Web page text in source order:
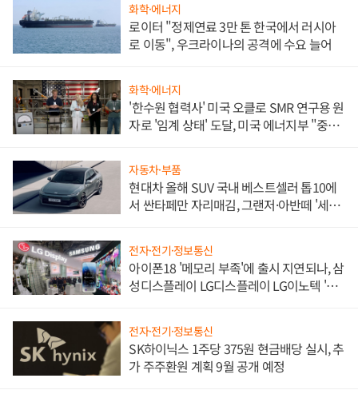
화학·에너지
로이터 "정제연료 3만 톤 한국에서 러시아
로 이동", 우크라이나의 공격에 수요 늘어
화학·에너지
'한수원 협력사' 미국 오클로 SMR 연구용 원
자로 '임계 상태' 도달, 미국 에너지부 "중요
자동차·부품
현대차 올해 SUV 국내 베스트셀러 톱10에
서 싼타페만 자리매김, 그랜저·아반떼 '세단
전자·전기·정보통신
아이폰18 '메모리 부족'에 출시 지연되나, 삼
성디스플레이 LG디스플레이 LG이노텍 '탈
전자·전기·정보통신
SK하이닉스 1주당 375원 현금배당 실시, 추
가 주주환원 계획 9월 공개 예정